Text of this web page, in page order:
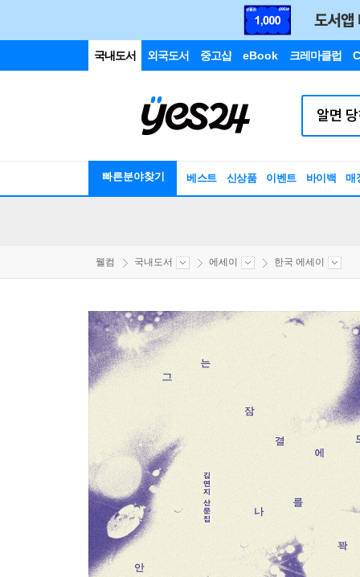
국내도서 외국도서 중고샵 eBook 크레마클럽
빠른분야찾기 베스트 신상품 이벤트 바이백 매
웰컴 국내도서 에세이 한국 에세이